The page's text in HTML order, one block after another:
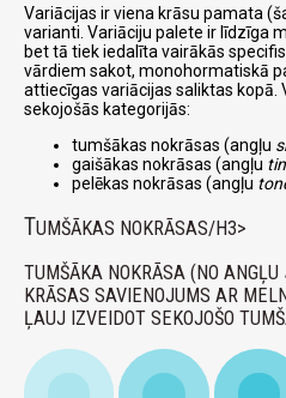
Variācijas ir viena krāsu pamata
varianti. Variāciju palete ir līdzīga
bet tā tiek iedalīta vairākās
vārdiem sakot, monohormatiskā
attiecīgas variācijas saliktas kopā.
sekojošās kategorijās:
tumšākas nokrāsas (angļu
gaišākas nokrāsas (angļu
pelēkas nokrāsas (angļu
TUMŠĀKAS NOKRĀSAS/H3>
TUMŠĀKA NOKRĀSA (NO ANGĻU
KRĀSAS SAVIENOJUMS AR
ĻAUJ IZVEIDOT SEKOJOŠO